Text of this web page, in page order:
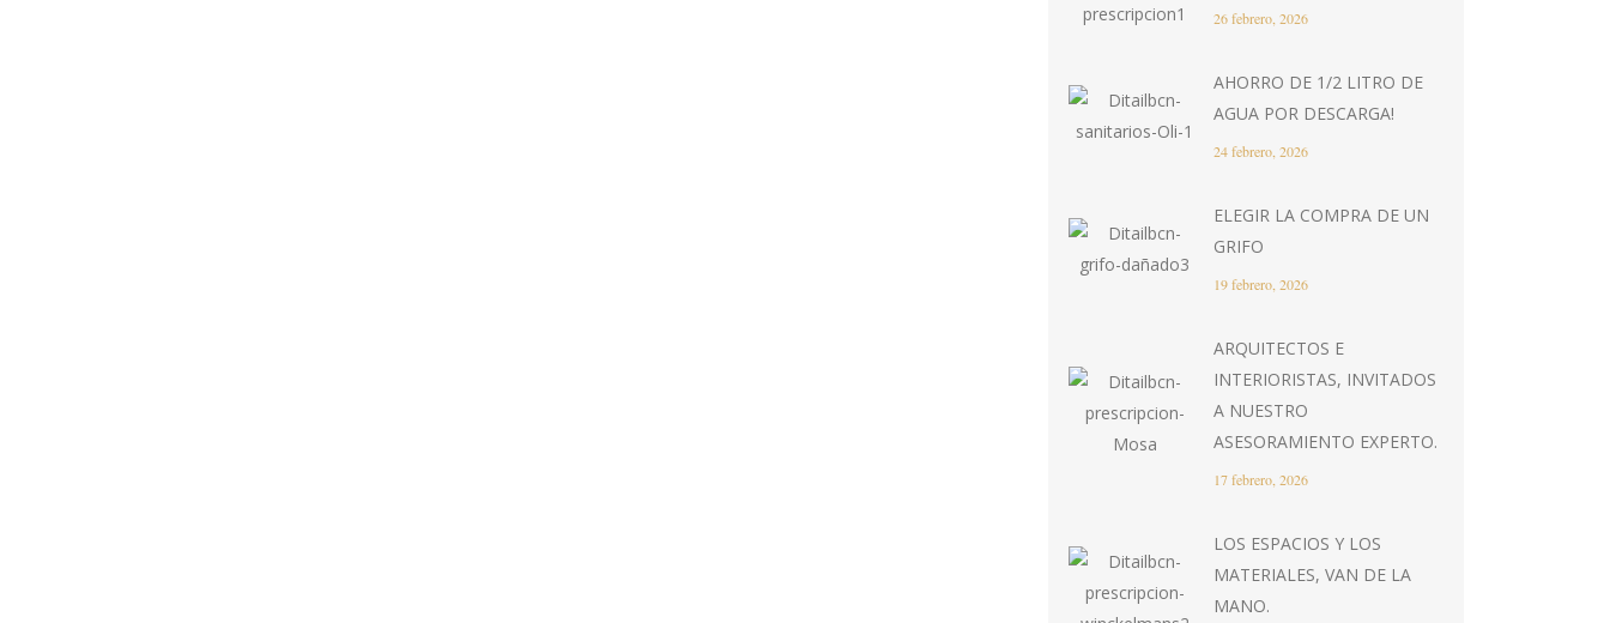
26 febrero, 2026
AHORRO DE 1/2 LITRO DE
AGUA POR DESCARGA!
24 febrero, 2026
ELEGIR LA COMPRA DE UN
GRIFO
19 febrero, 2026
ARQUITECTOS E
INTERIORISTAS, INVITADOS
A NUESTRO
ASESORAMIENTO EXPERTO.
17 febrero, 2026
LOS ESPACIOS Y LOS
MATERIALES, VAN DE LA
MANO.